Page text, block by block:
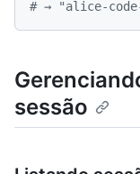
# → "alice-code-
sessão